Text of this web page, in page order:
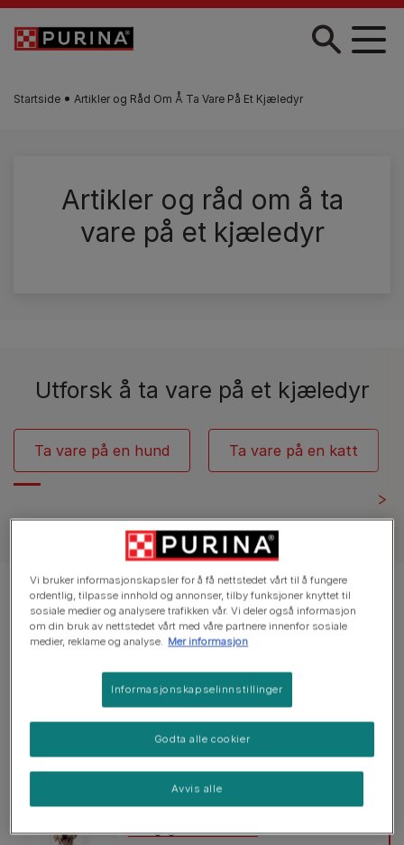
Skip to main content
Startside Artikler og Råd Om Å Ta Vare På Et Kjæledyr
Artikler og råd om å ta
vare på et kjæledyr
Utforsk å ta vare på et kjæledyr
Ta vare på en hund Ta vare på en katt
Viser 12 av 82 artikler
Populære artikler
Hvorfor drikker hunden min mye
vann
5 minutters lesing
Fôringsguider for hunder
Vi bruker informasjonskapsler for å få nettstedet vårt til å fungere
ordentlig, tilpasse innhold og annonser, tilby funksjoner knyttet til
sosiale medier og analysere trafikken vår. Vi deler også informasjon
om din bruk av nettstedet vårt med våre partnere innenfor sosiale
medier, reklame og analyse. Mer informasjon
Informasjonskapselinnstillinger
Avvis alle
Godta alle cookier